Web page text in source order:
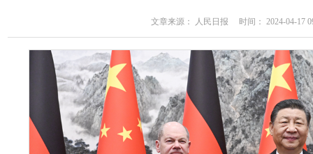
文章来源： 人民日报 时间： 2024-04-17